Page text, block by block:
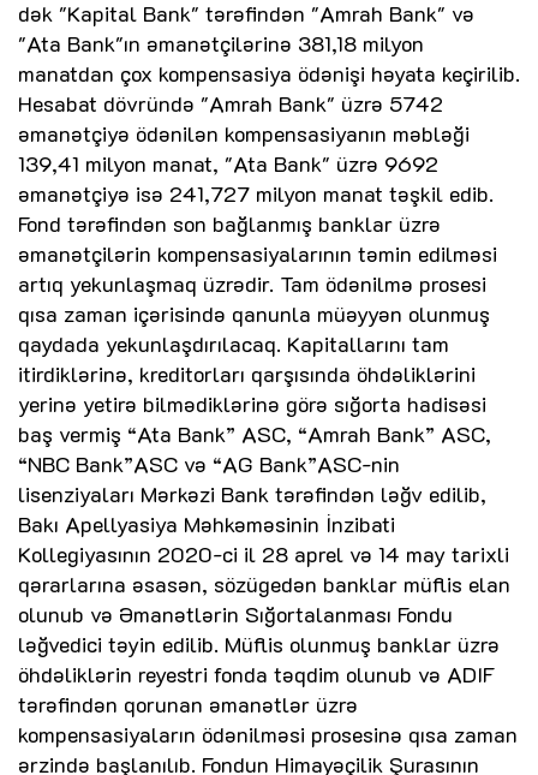
dək "Kapital Bank" tərəfindən "Amrah Bank" və
"Ata Bank"ın əmanətçilərinə 381,18 milyon
manatdan çox kompensasiya ödənişi həyata keçirilib.
Hesabat dövründə "Amrah Bank" üzrə 5742
əmanətçiyə ödənilən kompensasiyanın məbləği
139,41 milyon manat, "Ata Bank" üzrə 9692
əmanətçiyə isə 241,727 milyon manat təşkil edib.
Fond tərəfindən son bağlanmış banklar üzrə
əmanətçilərin kompensasiyalarının təmin edilməsi
artıq yekunlaşmaq üzrədir. Tam ödənilmə prosesi
qısa zaman içərisində qanunla müəyyən olunmuş
qaydada yekunlaşdırılacaq. Kapitallarını tam
itirdiklərinə, kreditorları qarşısında öhdəliklərini
yerinə yetirə bilmədiklərinə görə sığorta hadisəsi
baş vermiş “Ata Bank” ASC, “Amrah Bank” ASC,
“NBC Bank”ASC və “AG Bank”ASC-nin
lisenziyaları Mərkəzi Bank tərəfindən ləğv edilib,
Bakı Apellyasiya Məhkəməsinin İnzibati
Kollegiyasının 2020-ci il 28 aprel və 14 may tarixli
qərarlarına əsasən, sözügedən banklar müflis elan
olunub və Əmanətlərin Sığortalanması Fondu
ləğvedici təyin edilib. Müflis olunmuş banklar üzrə
öhdəliklərin reyestri fonda təqdim olunub və ADIF
tərəfindən qorunan əmanətlər üzrə
kompensasiyaların ödənilməsi prosesinə qısa zaman
ərzində başlanılıb. Fondun Himayəçilik Şurasının